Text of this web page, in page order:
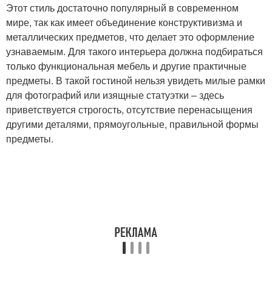
Этот стиль достаточно популярный в современном
мире, так как имеет объединение конструктивизма и
металлических предметов, что делает это оформление
узнаваемым. Для такого интерьера должна подбираться
только функциональная мебель и другие практичные
предметы. В такой гостиной нельзя увидеть милые рамки
для фотографий или изящные статуэтки – здесь
приветствуется строгость, отсутствие перенасыщения
другими деталями, прямоугольные, правильной формы
предметы.